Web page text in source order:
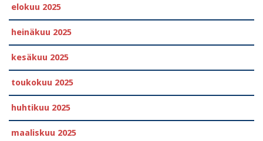
elokuu 2025
heinäkuu 2025
kesäkuu 2025
toukokuu 2025
huhtikuu 2025
maaliskuu 2025